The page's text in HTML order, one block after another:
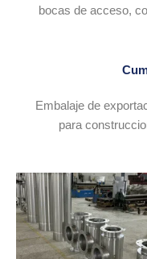
bocas de acceso,
Embalaje de
para